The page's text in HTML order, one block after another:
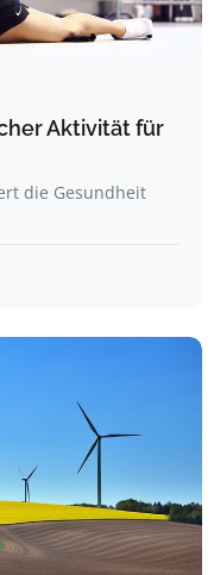
Aktivität für
die Gesundheit